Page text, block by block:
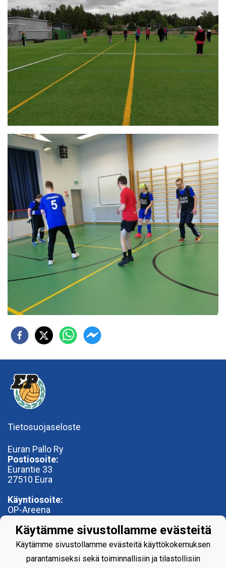
Tietosuojaseloste
Euran Pallo Ry
Postiosoite:
Eurantie 33
27510 Eura
Käyntiosoite:
OP-Areena
27500 Kauttua
toimisto@euranpallo.fi
Käytämme sivustollamme evästeitä
Käytämme sivustollamme evästeitä käyttökokemuksen
parantamiseksi sekä toiminnallisiin ja tilastollisiin